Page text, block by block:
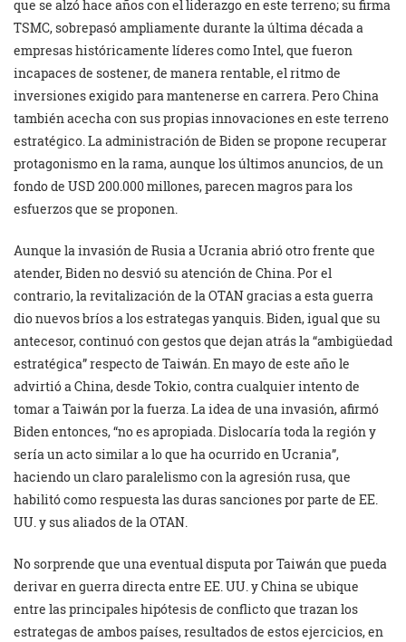
que se alzó hace años con el liderazgo en este terreno; su firma
TSMC, sobrepasó ampliamente durante la última década a
empresas históricamente líderes como Intel, que fueron
incapaces de sostener, de manera rentable, el ritmo de
inversiones exigido para mantenerse en carrera. Pero China
también acecha con sus propias innovaciones en este terreno
estratégico. La administración de Biden se propone recuperar
protagonismo en la rama, aunque los últimos anuncios, de un
fondo de USD 200.000 millones, parecen magros para los
esfuerzos que se proponen.
Aunque la invasión de Rusia a Ucrania abrió otro frente que
atender, Biden no desvió su atención de China. Por el
contrario, la revitalización de la OTAN gracias a esta guerra
dio nuevos bríos a los estrategas yanquis. Biden, igual que su
antecesor, continuó con gestos que dejan atrás la “ambigüedad
estratégica” respecto de Taiwán. En mayo de este año le
advirtió a China, desde Tokio, contra cualquier intento de
tomar a Taiwán por la fuerza. La idea de una invasión, afirmó
Biden entonces, “no es apropiada. Dislocaría toda la región y
sería un acto similar a lo que ha ocurrido en Ucrania”,
haciendo un claro paralelismo con la agresión rusa, que
habilitó como respuesta las duras sanciones por parte de EE.
UU. y sus aliados de la OTAN.
No sorprende que una eventual disputa por Taiwán que pueda
derivar en guerra directa entre EE. UU. y China se ubique
entre las principales hipótesis de conflicto que trazan los
estrategas de ambos países, resultados de estos ejercicios, en